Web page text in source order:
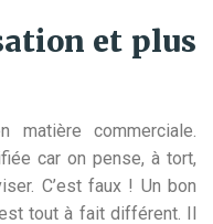
et plus
commerciale.
car on pense, à tort,
C’est faux ! Un bon
tout à fait différent. Il